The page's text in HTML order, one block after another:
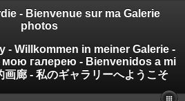
- Bienvenue sur ma Galerie
photos
- Willkommen in meiner Galerie -
галерею - Bienvenidos a mi
廊 - 私のギャラリーへようこそ